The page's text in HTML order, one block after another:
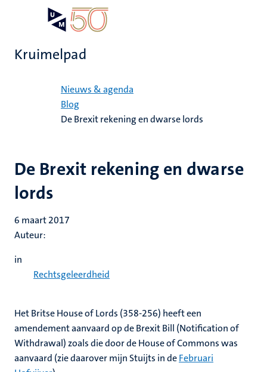
Kruimelpad
Nieuws & agenda
Blog
De Brexit rekening en dwarse lords
De Brexit rekening en dwarse
lords
6 maart 2017
Auteur:
in
Rechtsgeleerdheid
Het Britse House of Lords (358-256) heeft een
amendement aanvaard op de Brexit Bill (Notification of
Withdrawal) zoals die door de House of Commons was
aanvaard (zie daarover mijn Stuijts in deFebruari